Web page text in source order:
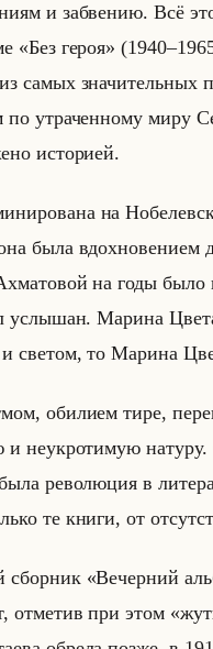
и за­бве­нию. Всё
«Без героя»
самых зна­чи­тельных
утра­чен­но­му миру
ис­то­ри­ей.
на
была вдох­но­ве­ни­ем
на годы было
услы­шан. Ма­ри­на
све­том, то Ма­ри­на
оби­ли­ем тире,
и неукро­ти­мую
ре­во­лю­ция в
те книги, от
«Вечерний
от­ме­тив при этом